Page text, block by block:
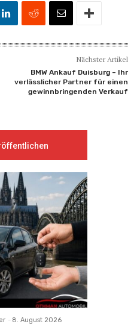
Nächster Artikel
BMW Ankauf Duisburg – Ihr
verlässlicher Partner für einen
gewinnbringenden Verkauf
- 8. August 2026